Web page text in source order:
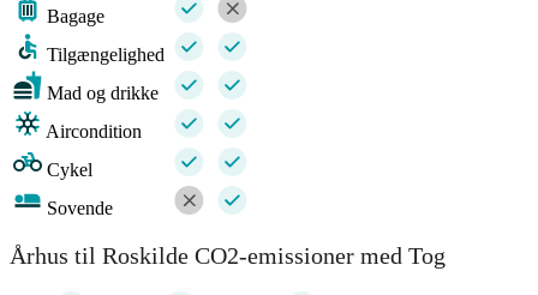
Bagage
Tilgængelighed
Mad og drikke
Aircondition
Cykel
Sovende
Århus til Roskilde CO2-emissioner med Tog